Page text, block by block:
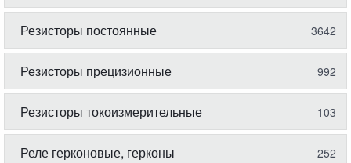
Резисторы постоянные 3642
Резисторы прецизионные 992
Резисторы токоизмерительные 103
Реле герконовые, герконы 252